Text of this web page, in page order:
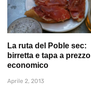
La ruta del Poble sec:
birretta e tapa a prezzo
economico
Aprile 2, 2013